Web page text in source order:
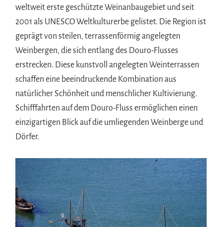
weltweit erste geschützte Weinanbaugebiet und seit
2001 als UNESCO Weltkulturerbe gelistet. Die Region ist
geprägt von steilen, terrassenförmig angelegten
Weinbergen, die sich entlang des Douro-Flusses
erstrecken. Diese kunstvoll angelegten Weinterrassen
schaffen eine beeindruckende Kombination aus
natürlicher Schönheit und menschlicher Kultivierung.
Schifffahrten auf dem Douro-Fluss ermöglichen einen
einzigartigen Blick auf die umliegenden Weinberge und
Dörfer.